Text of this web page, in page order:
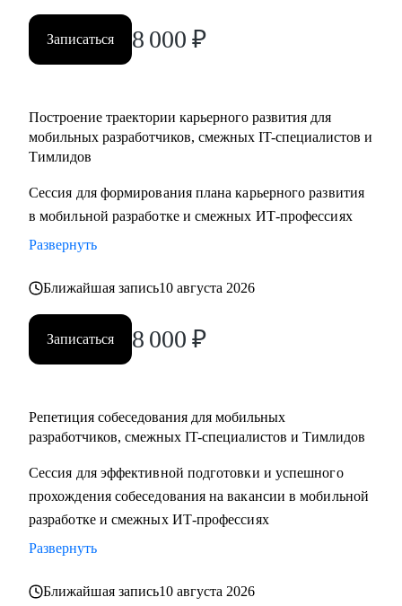
менеджерам
• Тестировщикам, аналитикам, Data-инженерам, backend- и
frontend-разработчикам
Записаться 8 000 ₽
Построение траектории карьерного развития для
мобильных разработчиков, смежных IT-специалистов и
Тимлидов
Сессия для формирования плана карьерного развития
в мобильной разработке и смежных ИТ-профессиях
Развернуть
Ближайшая запись10 августа 2026
Записаться 8 000 ₽
Репетиция собеседования для мобильных
разработчиков, смежных IT-специалистов и Тимлидов
Сессия для эффективной подготовки и успешного
прохождения собеседования на вакансии в мобильной
разработке и смежных ИТ-профессиях
Развернуть
Ближайшая запись10 августа 2026